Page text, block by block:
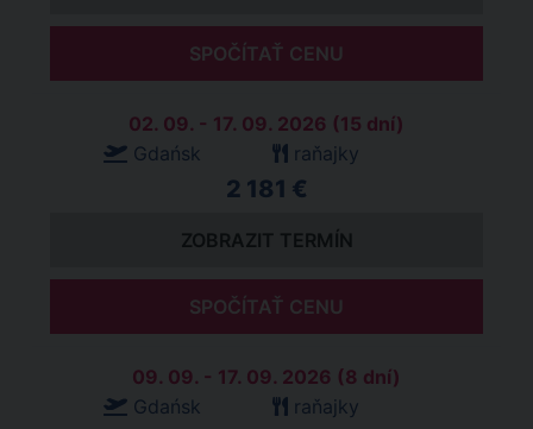
SPOČÍTAŤ CENU
02. 09. - 17. 09. 2026 (15 dní)
Gdańsk
raňajky
2 181 €
ZOBRAZIT TERMÍN
SPOČÍTAŤ CENU
09. 09. - 17. 09. 2026 (8 dní)
Gdańsk
raňajky